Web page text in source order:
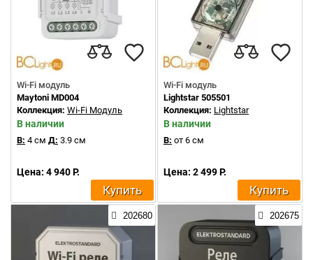
Wi-Fi модуль
Maytoni MD004
Коллекция: Wi-Fi Модуль
В наличии
В: 4 см Д: 3.9 см
Цена: 4 940 Р.
Купить
Wi-Fi модуль
Lightstar 505501
Коллекция: Lightstar
В наличии
В: от 6 см
Цена: 2 499 Р.
Купить
202680 202675